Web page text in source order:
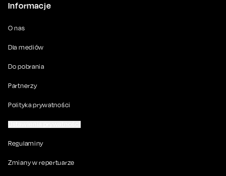
Informacje
O nas
Dla mediów
Do pobrania
Partnerzy
Polityka prywatności
Regulaminy
Zmiany w repertuarze